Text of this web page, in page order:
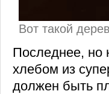
Вот такой
Последнее, но
хлебом из
должен быть